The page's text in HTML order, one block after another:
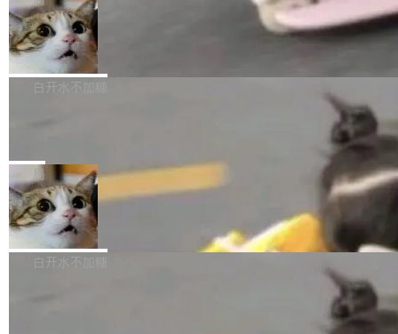
l 迁移或唤醒时，新宿主从 S3 恢复 SQLite 数据
库继续执行。存储库是持久化的唯一真相...
te 17 Pro、OPPO K15，要么是vivo X300 E这
样的次旗舰。 Galaxy Z Fold8 Ultra / Z Fold8 /
Z Flip8三款折叠屏新机均在7月22日发布，且全
部搭载骁龙8 Elite Gen5 for Galaxy，它们本该
本控制系统。目前处于 Early Access 阶段。 De
ltaDB 的核心思路直接写在 landing page 最显
眼的位置：「Software is made between com
mits」——软件是在 commit 之间写出来的。git
是把这段空隙补上。 回退到任何一次编辑：Delt
aDB 捕获 commit 之间的每一次操作，...
SpaceXAI 单季资本开支达 183 亿美元
根据风险投资人Tomer Tunguz 博客（VC 分
析）披露的最新分析与第二季度业绩报告，Spac
微软同期总资本开支的四成。 与亚马逊、Alpha
bet、微软以及 Meta 等传统科技巨头相比，Spa
ceXAI的资金消耗速度尤为引人瞩目。然而，支
撑庞大支出的资金来源却呈现出截然不同的面
貌。数据显示，微软和 Meta 主要依托充沛的经
白开水不加糖
一个在终端里运行的编程 agent；Muse Spark
1.2，驱动这个 agent 的新模型。一句话概括：
你可以用 curl -fsSL https://dev.meta.ai/install.
sh | bash 安装一个能在大项目里自动规划、写
代码、验证结果的 AI 终端工具。 据介绍，Muse
局
美团开源 LoHoSearch，用知识图谱校
准 AI 能力认知
机器出题的前提，是让机器拥有全局视野。整个
构建流程可以分为四个环节：建图 → 控制难度
白开水不加糖